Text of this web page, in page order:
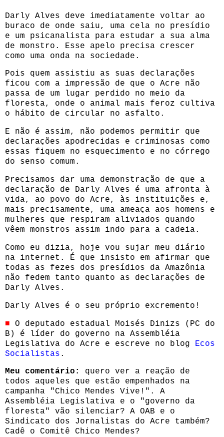
Darly Alves deve imediatamente voltar ao
buraco de onde saiu, uma cela no presídio
e um psicanalista para estudar a sua alma
de monstro. Esse apelo precisa crescer
como uma onda na sociedade.
Pois quem assistiu as suas declarações
ficou com a impressão de que o Acre não
passa de um lugar perdido no meio da
floresta, onde o animal mais feroz cultiva
o hábito de circular no asfalto.
E não é assim, não podemos permitir que
declarações apodrecidas e criminosas como
essas fiquem no esquecimento e no córrego
do senso comum.
Precisamos dar uma demonstração de que a
declaração de Darly Alves é uma afronta à
vida, ao povo do Acre, às instituições e,
mais precisamente, uma ameaça aos homens e
mulheres que respiram aliviados quando
vêem monstros assim indo para a cadeia.
Como eu dizia, hoje vou sujar meu diário
na internet. É que insisto em afirmar que
todas as fezes dos presídios da Amazônia
não fedem tanto quanto as declarações de
Darly Alves.
Darly Alves é o seu próprio excremento!
■ O deputado estadual Moisés Dinizs (PC do
B) é líder do governo na Assembléia
Legislativa do Acre e escreve no blog
Ecos
Socialistas .
Meu comentário:
quero ver a reação de
todos aqueles que estão empenhados na
campanha "Chico Mendes Vive!". A
Assembléia Legislativa e o "governo da
floresta" vão silenciar? A OAB e o
Sindicato dos Jornalistas do Acre também?
Cadê o Comitê Chico Mendes?